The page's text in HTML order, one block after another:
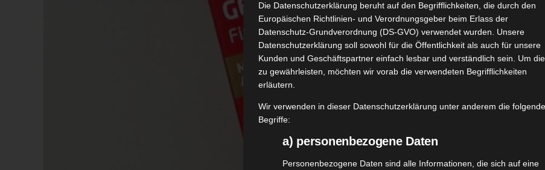
Die Datenschutzerklärung beruht auf den Begrifflichkeiten, die durch den
Europäischen Richtlinien- und Verordnungsgeber beim Erlass der
Datenschutz-Grundverordnung (DS-GVO) verwendet wurden. Unsere
Datenschutzerklärung soll sowohl für die Öffentlichkeit als auch für unsere
Kunden und Geschäftspartner einfach lesbar und verständlich sein. Um
zu gewährleisten, möchten wir vorab die verwendeten Begrifflichkeiten
erläutern.
Wir verwenden in dieser Datenschutzerklärung unter anderem die
Begriffe:
a) personenbezogene Daten
Personenbezogene Daten sind alle Informationen, die sich auf eine